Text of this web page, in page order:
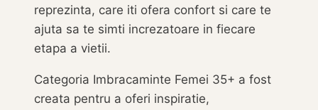
reprezinta, care iti ofera confort si care te
ajuta sa te simti increzatoare in fiecare
etapa a vietii.
Categoria Imbracaminte Femei 35+ a fost
creata pentru a oferi inspiratie,